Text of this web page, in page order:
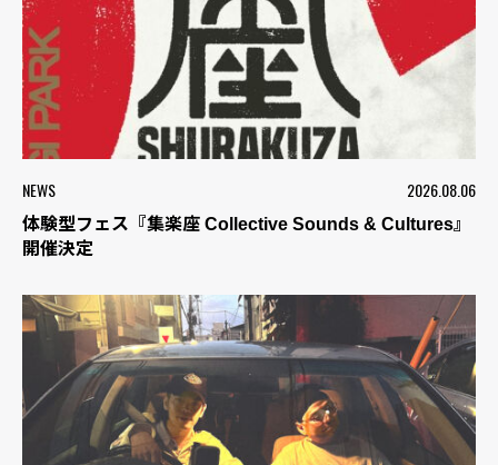
NEWS 2026.08.06
体験型フェス『集楽座 Collective Sounds & Cultures』
開催決定